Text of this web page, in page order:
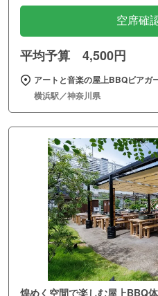
空席確
平均予算 4,500円
アートと音楽の屋上BBQビアガ
横浜駅／神奈川県
煌めく空間で楽しむ屋上BBQ